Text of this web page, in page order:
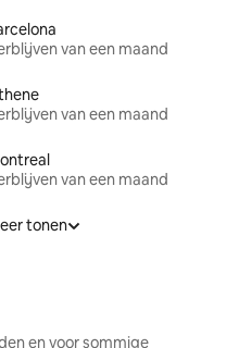
van een maand
van een maand
van een maand
tonen
en voor sommige